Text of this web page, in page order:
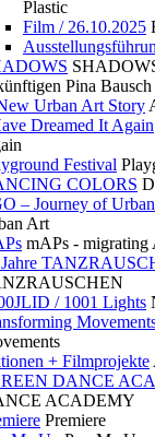
Plastic
Film / 26.10.2025
Pina
Urban Art Story
Dreamed It Again
Festival
COLORS
– Journey of
Art
mAPs - migrating
Jahre
/ 1001 Lights
+ Filmprojekte
DANCE
ACADEMY
Premiere